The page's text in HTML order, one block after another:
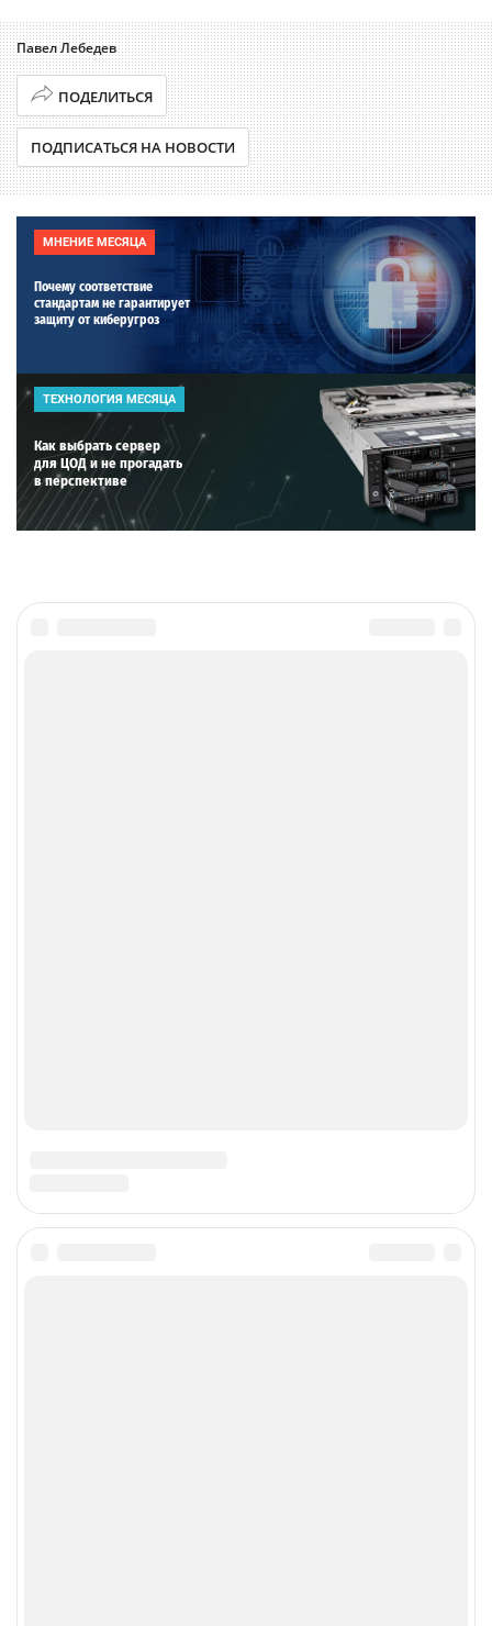
Павел Лебедев
ПОДЕЛИТЬСЯ
ПОДПИСАТЬСЯ НА НОВОСТИ
МНЕНИЕ МЕСЯЦА
Почему соответствие
стандартам не гарантирует
защиту от киберугроз
ТЕХНОЛОГИЯ МЕСЯЦА
Как выбрать сервер
для ЦОД и не прогадать
в перспективе